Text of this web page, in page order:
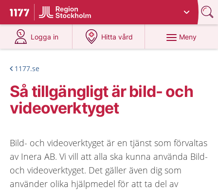
Till startsidan för 1177
Du har valt region
Logga in
på 1177.se
Hitta vård
på 1177.se
Meny
1177.se
Så tillgängligt är bild- och
videoverktyget
Bild- och videoverktyget är en tjänst som förvaltas
av Inera AB. Vi vill att alla ska kunna använda Bild-
och videoverktyget. Det gäller även dig som
använder olika hjälpmedel för att ta del av